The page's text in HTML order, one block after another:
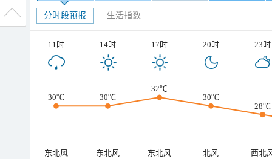
分时段预报 生活指数
11时 14时 17时 20时 23时
30℃ 30℃
32℃
30℃
28℃
东北风 东北风 东北风 北风
西北